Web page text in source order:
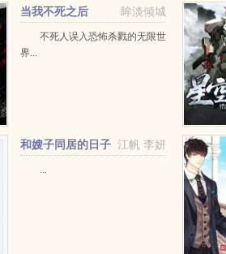
眸淡倾城
当我不死之后
不死人误入恐怖杀戮的无限世
界...
江帆 李妍
和嫂子同居的日子
...